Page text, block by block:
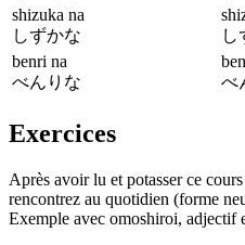
shizuka na
しずかな
し
benri na
べんりな
べ
Exercices
Après avoir lu et potasser ce
rencontrez au quotidien (forme
Exemple avec omoshiroi, adjectif